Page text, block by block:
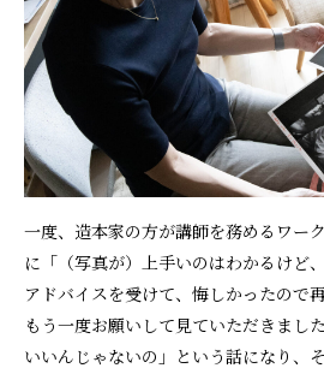
一度、造本家の方が講師を務めるワー
に「（写真が）上手いのはわかるけど
アドバイスを受けて、悔しかったので
もう一度お願いして見ていただきまし
いいんじゃないの」という話になり、